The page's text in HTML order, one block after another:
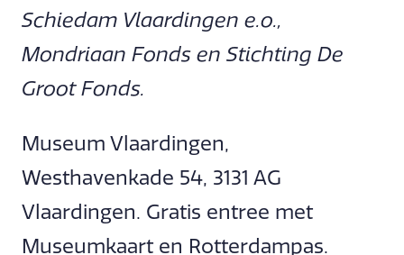
Schiedam Vlaardingen e.o.,
Mondriaan Fonds en Stichting De
Groot Fonds.
Museum Vlaardingen,
Westhavenkade 54, 3131 AG
Vlaardingen. Gratis entree met
Museumkaart en Rotterdampas.